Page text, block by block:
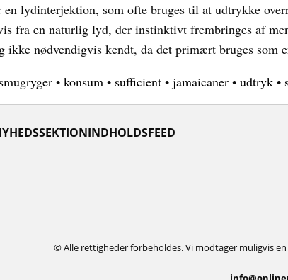
en lydinterjektion, som ofte bruges til at udtrykke
fra en naturlig lyd, der instinktivt frembringes af
ikke nødvendigvis kendt, da det primært bruges som
smugryger • konsum • sufficient • jamaicaner • udtryk •
© Alle rettigheder forbeholdes. Vi modtager muligvis
INDHOLDSFEED